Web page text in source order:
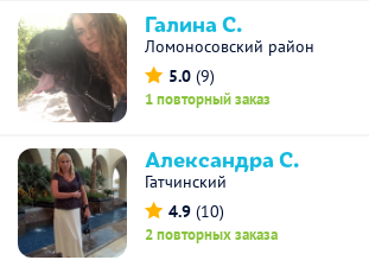
Галина С.
Ломоносовский район
5.0 (9)
1 повторный заказ
Александра С.
Гатчинский
4.9 (10)
2 повторных заказа